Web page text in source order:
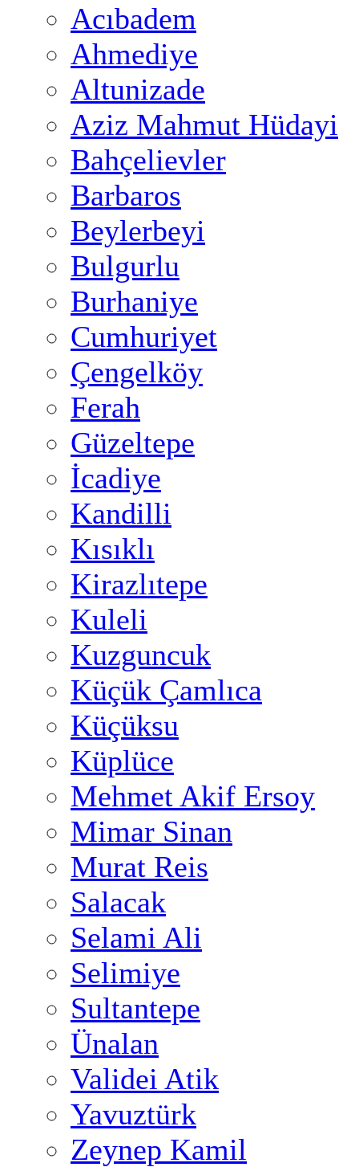
Acıbadem
Ahmediye
Altunizade
Aziz Mahmut Hüdayi
Bahçelievler
Barbaros
Beylerbeyi
Bulgurlu
Burhaniye
Cumhuriyet
Çengelköy
Ferah
Güzeltepe
İcadiye
Kandilli
Kısıklı
Kirazlıtepe
Kuleli
Kuzguncuk
Küçük Çamlıca
Küçüksu
Küplüce
Mehmet Akif Ersoy
Mimar Sinan
Murat Reis
Salacak
Selami Ali
Selimiye
Sultantepe
Ünalan
Validei Atik
Yavuztürk
Zeynep Kamil